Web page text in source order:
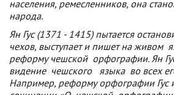
населения, ремесленников, она
народа.
Ян Гус (1371 - 1415) пытается
чехов, выступает и пишет на живом
реформучешской орфографии. Ян
видение чешского языка во всех
Например, реформу орфографии Гус